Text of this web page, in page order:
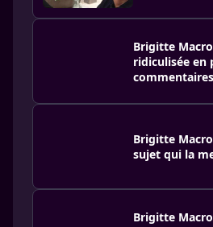
Brigitte
ridiculisée en
Brigitte
sujet qui la
Brigitte